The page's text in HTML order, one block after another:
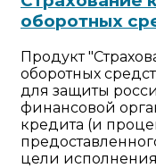
оборотных
Продукт
оборотных
для защиты
финансовой
кредита (и
цели исполнения